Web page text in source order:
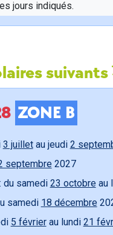
jours indiqués.
suivants
ZONE B
3 juilletau jeudi 2
septembre 2027
du samedi 23 octobre au
samedi 18 décembre
5 févrierau lundi 21